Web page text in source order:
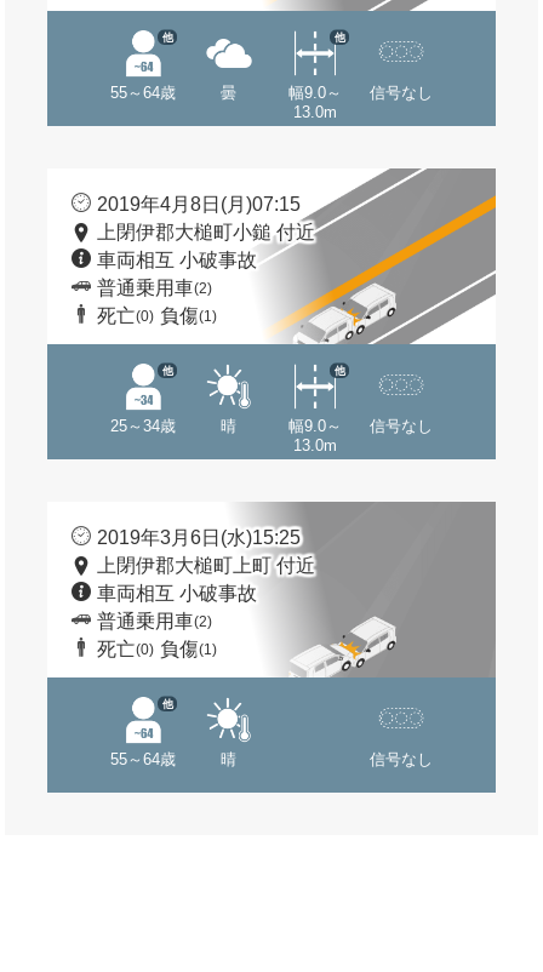
55～64歳
他
曇
幅9.0～
13.0m
他
信号なし
2019年4月8日(月)07:15
上閉伊郡大槌町小鎚 付近
車両相互 小破事故
普通乗用車(2)
死亡(0) 負傷(1)
25～34歳
他
晴
幅9.0～
13.0m
他
信号なし
2019年3月6日(水)15:25
上閉伊郡大槌町上町 付近
車両相互 小破事故
普通乗用車(2)
死亡(0) 負傷(1)
55～64歳
他
晴 信号なし